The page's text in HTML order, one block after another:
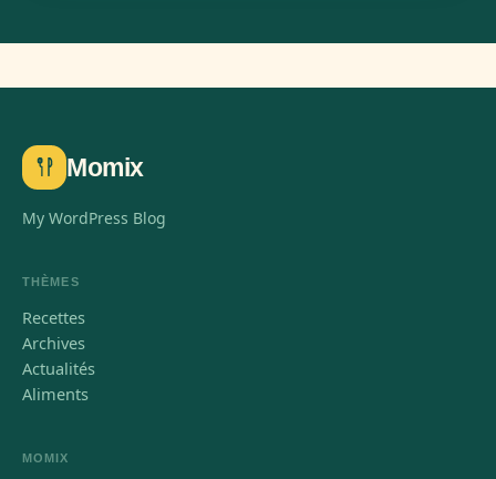
Momix
My WordPress Blog
THÈMES
Recettes
Archives
Actualités
Aliments
MOMIX